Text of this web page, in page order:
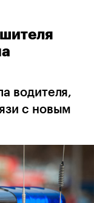
водителя,
с новым